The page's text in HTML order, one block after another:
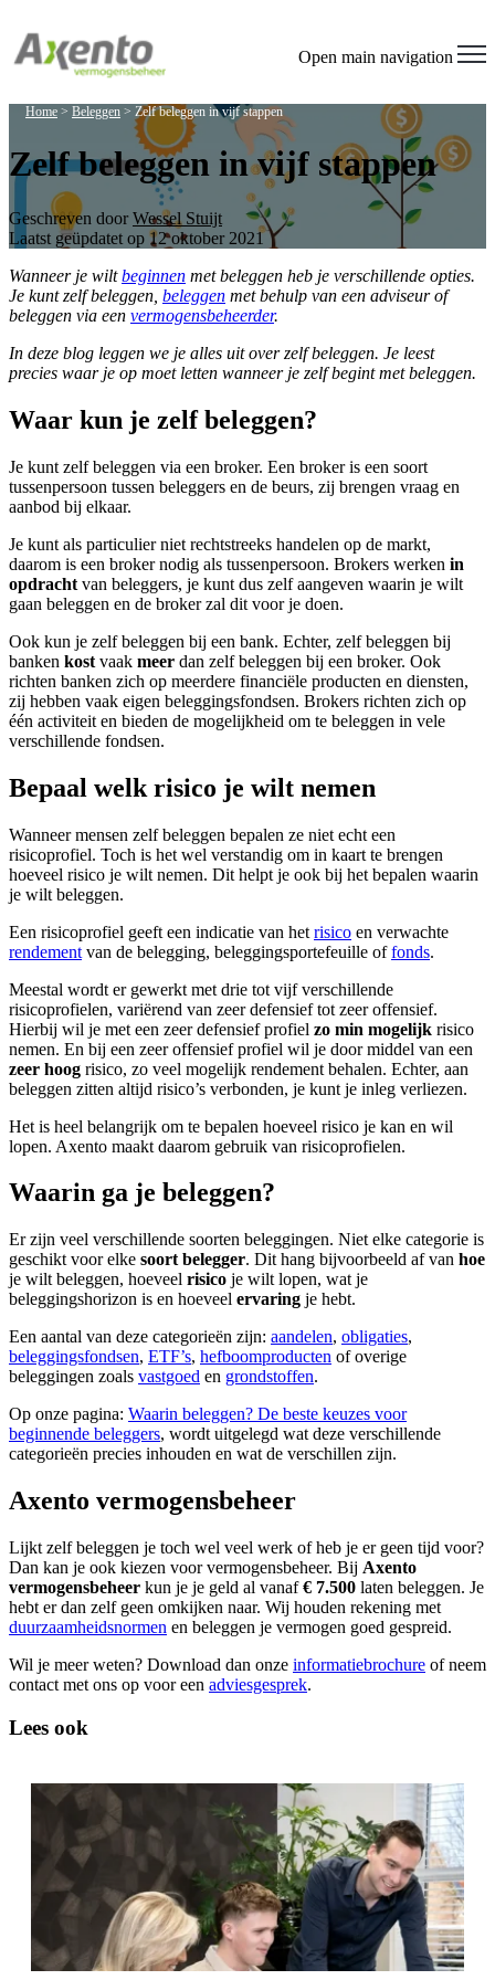
Open main navigation
Home > Beleggen > Zelf beleggen in vijf stappen
Zelf beleggen in vijf stappen
Geschreven door Wessel Stuijt
Laatst geüpdatet op 12 oktober 2021
Wanneer je wiltbeginnen met beleggen heb je verschillende opties.
Je kunt zelf beleggen, beleggen met behulp van een adviseur of
beleggen via een vermogensbeheerder.
In deze blog leggen we je alles uit over zelf beleggen. Je leest
precies waar je op moet letten wanneer je zelf begint met beleggen.
Waar kun je zelf beleggen?
Je kunt zelf beleggen via een broker. Een broker is een soort
tussenpersoon tussen beleggers en de beurs, zij brengen vraag en
aanbod bij elkaar.
Je kunt als particulier niet rechtstreeks handelen op de markt,
daarom is een broker nodig als tussenpersoon. Brokers werken in
opdracht van beleggers, je kunt dus zelf aangeven waarin je wilt
gaan beleggen en de broker zal dit voor je doen.
Ook kun je zelf beleggen bij een bank. Echter, zelf beleggen bij
banken kost vaak meer dan zelf beleggen bij een broker. Ook
richten banken zich op meerdere financiële producten en diensten,
zij hebben vaak eigen beleggingsfondsen. Brokers richten zich op
één activiteit en bieden de mogelijkheid om te beleggen in vele
verschillende fondsen.
Bepaal welk risico je wilt nemen
Wanneer mensen zelf beleggen bepalen ze niet echt een
risicoprofiel. Toch is het wel verstandig om in kaart te brengen
hoeveel risico je wilt nemen. Dit helpt je ook bij het bepalen waarin
je wilt beleggen.
Een risicoprofiel geeft een indicatie van het risico en verwachte
rendement van de belegging, beleggingsportefeuille offonds.
Meestal wordt er gewerkt met drie tot vijf verschillende
risicoprofielen, variërend van zeer defensief tot zeer offensief.
Hierbij wil je met een zeer defensief profiel zo min mogelijk risico
nemen. En bij een zeer offensief profiel wil je door middel van een
zeer hoog risico, zo veel mogelijk rendement behalen. Echter, aan
beleggen zitten altijd risico’s verbonden, je kunt je inleg verliezen.
Het is heel belangrijk om te bepalen hoeveel risico je kan en wil
lopen. Axento maakt daarom gebruik van risicoprofielen.
Waarin ga je beleggen?
Er zijn veel verschillende soorten beleggingen. Niet elke categorie is
geschikt voor elke soort belegger. Dit hang bijvoorbeeld af van hoe
je wilt beleggen, hoeveel risico je wilt lopen, wat je
beleggingshorizon is en hoeveel ervaring je hebt.
Een aantal van deze categorieën zijn: aandelen, obligaties,
beleggingsfondsen, ETF’s, hefboomproducten of overige
beleggingen zoals vastgoed en grondstoffen.
Op onze pagina: Waarin beleggen? De beste keuzes voor
beginnende beleggers, wordt uitgelegd wat deze verschillende
categorieën precies inhouden en wat de verschillen zijn.
Axento vermogensbeheer
Lijkt zelf beleggen je toch wel veel werk of heb je er geen tijd voor?
Dan kan je ook kiezen voor vermogensbeheer. Bij Axento
vermogensbeheer kun je je geld al vanaf€ 7.500 laten beleggen. Je
hebt er dan zelf geen omkijken naar. Wij houden rekening met
duurzaamheidsnormen en beleggen je vermogen goed gespreid.
Wil je meer weten? Download dan onze informatiebrochure of neem
contact met ons op voor een adviesgesprek.
Lees ook